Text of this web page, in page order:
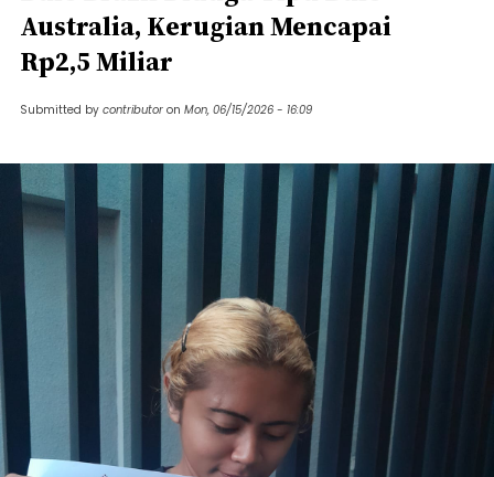
Australia, Kerugian Mencapai
Rp2,5 Miliar
Submitted by contributor on Mon, 06/15/2026 - 16:09